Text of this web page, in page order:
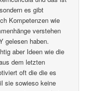
es gibt
Kompetenzen wie
verstehen
gelesen haben.
aber Ideen wie die
dem letzten
oft die die es
sie sowieso keine